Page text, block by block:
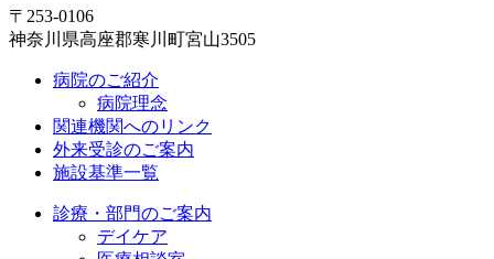
〒253-0106
神奈川県高座郡寒川町宮山3505
病院のご紹介
病院理念
関連機関へのリンク
外来受診のご案内
施設基準一覧
診療・部門のご案内
デイケア